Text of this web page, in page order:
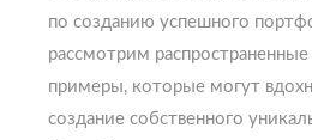
по созданию успешного
рассмотрим
примеры, которые могут
создание собственного